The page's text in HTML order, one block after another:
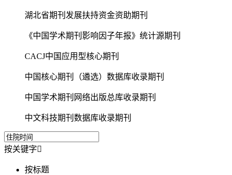
湖北省期刊发展扶持资金资助期刊
《中国学术期刊影响因子年报》统计源期刊
CACJ中国应用型核心期刊
中国核心期刊（遴选）数据库收录期刊
中国学术期刊网络出版总库收录期刊
中文科技期刊数据库收录期刊
按关键字
按标题